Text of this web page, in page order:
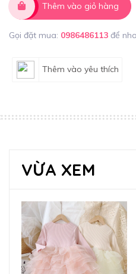
Thêm vào giỏ hàng
Gọi đặt mua: 0986486113 để
Thêm vào yêu thích
VỪA XEM